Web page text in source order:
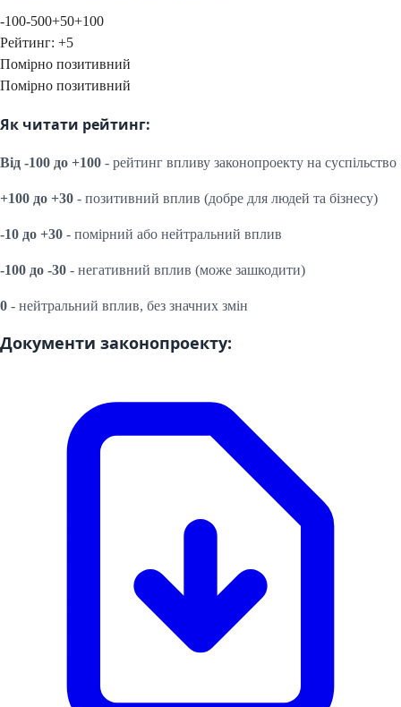
-100-500+50+100
Рейтинг: +5
Помірно позитивний
Помірно позитивний
Як читати рейтинг:
Від -100 до +100 - рейтинг впливу законопроекту на суспільство
+100 до +30 - позитивний вплив (добре для людей та бізнесу)
-10 до +30 - помірний або нейтральний вплив
-100 до -30 - негативний вплив (може зашкодити)
0 - нейтральний вплив, без значних змін
Документи законопроекту: